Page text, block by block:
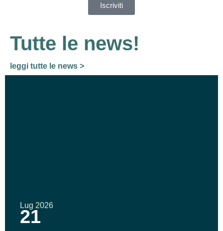
Iscriviti
Tutte le news!
leggi tutte le news >
Lug 2026
21